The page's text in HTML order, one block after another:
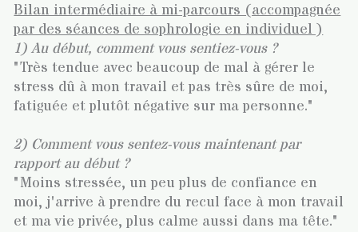
Bilan intermédiaire à mi-parcours (accompagnée
par des séances de sophrologie en individuel )
1) Au début, comment vous sentiez-vous ?
"Très tendue avec beaucoup de mal à gérer le
stress dû à mon travail et pas très sûre de moi,
fatiguée et plutôt négative sur ma personne."
2) Comment vous sentez-vous maintenant par
rapport au début ?
"Moins stressée, un peu plus de confiance en
moi, j'arrive à prendre du recul face à mon travail
et ma vie privée, plus calme aussi dans ma tête."